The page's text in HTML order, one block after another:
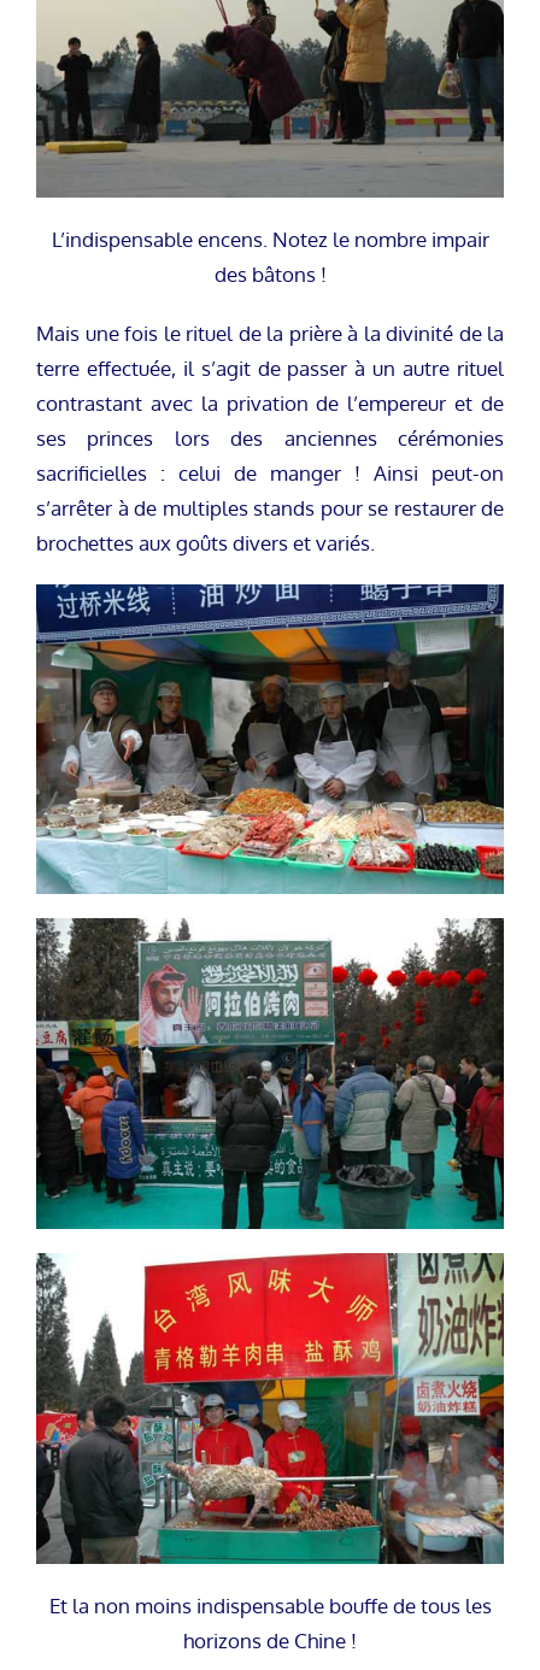
L’indispensable encens. Notez le nombre impair
des bâtons !
Mais une fois le rituel de la prière à la divinité de la
terre effectuée, il s’agit de passer à un autre rituel
contrastant avec la privation de l’empereur et de
ses princes lors des anciennes cérémonies
sacrificielles : celui de manger ! Ainsi peut-on
s’arrêter à de multiples stands pour se restaurer de
brochettes aux goûts divers et variés.
Et la non moins indispensable bouffe de tous les
horizons de Chine !